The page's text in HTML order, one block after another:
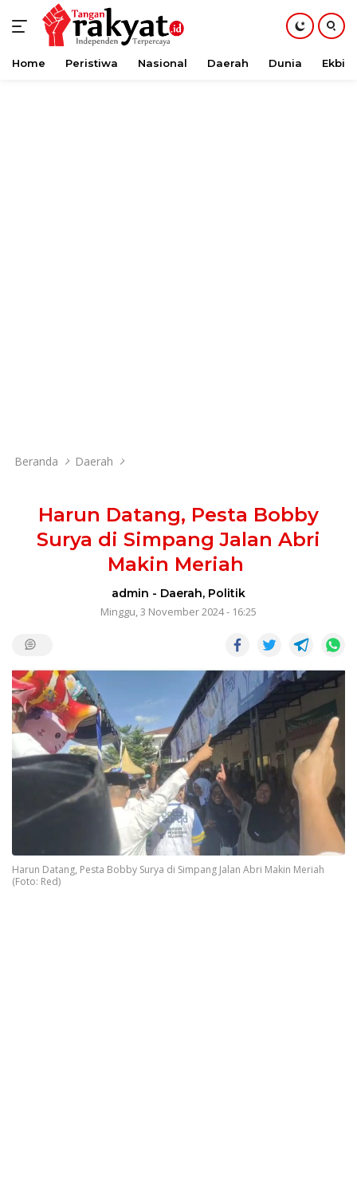
Langsung
Home Peristiwa Nasional Daerah Dunia Ekbis
Beranda Daerah
Harun Datang, Pesta Bobby
Surya di Simpang Jalan Abri
Makin Meriah
admin - Daerah, Politik
Minggu, 3 November 2024 - 16:25
Harun Datang, Pesta Bobby Surya di Simpang Jalan Abri Makin Meriah
(Foto: Red)